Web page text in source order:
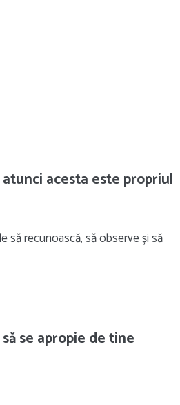
acesta este propriul
să recunoască, să observe și să
se apropie de tine